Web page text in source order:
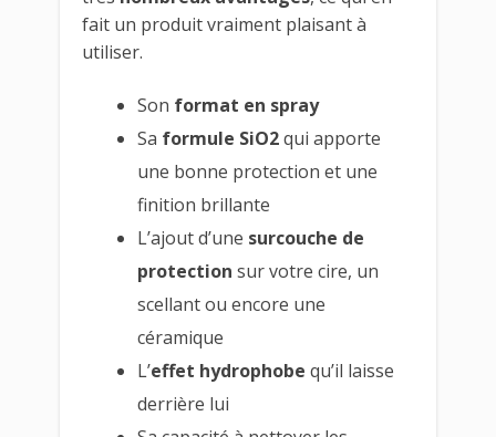
fait un produit vraiment plaisant à
utiliser.
Son format en spray
Sa formule SiO2qui apporte
une bonne protection et une
finition brillante
L’ajout d’une surcouche de
protection sur votre cire, un
scellant ou encore une
céramique
L’effet hydrophobequ’il laisse
derrière lui